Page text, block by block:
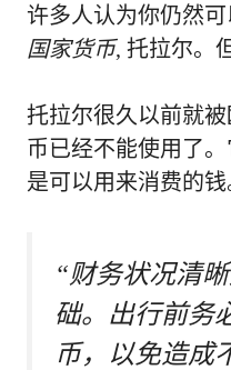
许多人认为你仍然
国家货币, 托拉尔。
托拉尔很久以前就
币已经不能使用了
是可以用来消费的钱
“财务状况清
础。出行前务
币，以免造成